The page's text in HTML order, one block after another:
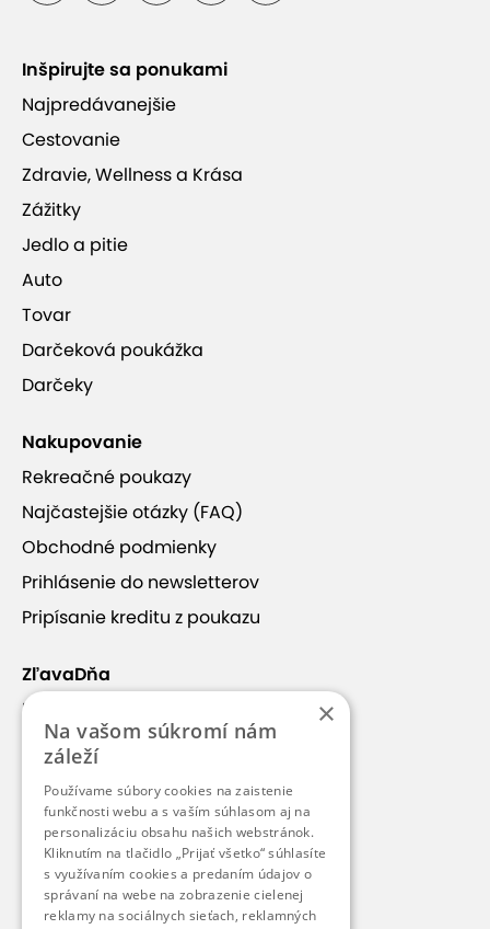
Inšpirujte sa ponukami
Najpredávanejšie
Cestovanie
Zdravie, Wellness a Krása
Zážitky
Jedlo a pitie
Auto
Tovar
Darčeková poukážka
Darčeky
Nakupovanie
Rekreačné poukazy
Najčastejšie otázky (FAQ)
Obchodné podmienky
Prihlásenie do newsletterov
Pripísanie kreditu z poukazu
ZľavaDňa
Náš príbeh
Kontakt
Kariéra
Blog
Pre médiá
Pre partnerov
×
Na vašom súkromí nám
záleží
Používame súbory cookies na zaistenie
funkčnosti webu a s vaším súhlasom aj na
personalizáciu obsahu našich webstránok.
Kliknutím na tlačidlo „Prijať všetko“ súhlasíte
s využívaním cookies a predaním údajov o
správaní na webe na zobrazenie cielenej
reklamy na sociálnych sieťach, reklamných